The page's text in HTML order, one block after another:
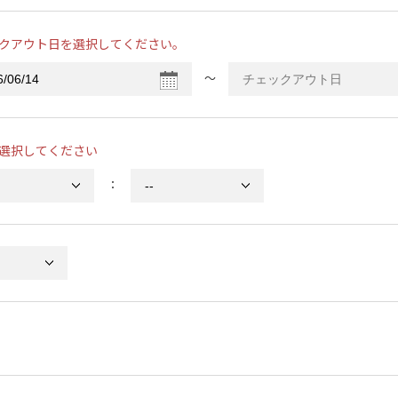
アウト日を選択してください。
〜
択してください
：